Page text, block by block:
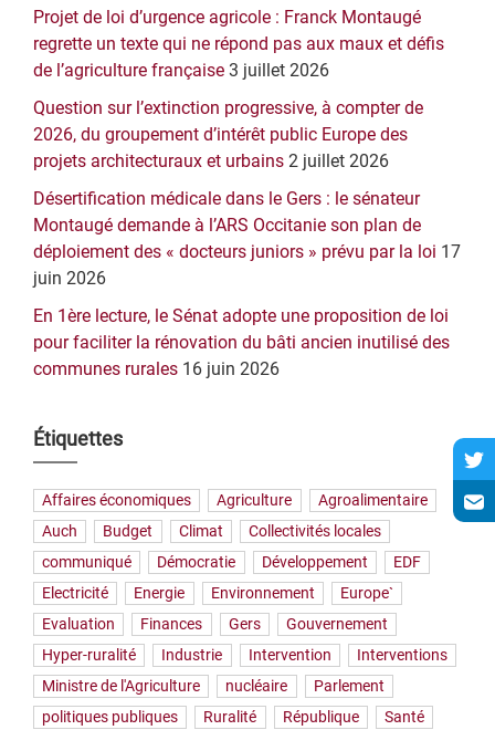
Projet de loi d’urgence agricole : Franck Montaugé
regrette un texte qui ne répond pas aux maux et défis
de l’agriculture française 3 juillet 2026
Question sur l’extinction progressive, à compter de
2026, du groupement d’intérêt public Europe des
projets architecturaux et urbains 2 juillet 2026
Désertification médicale dans le Gers : le sénateur
Montaugé demande à l’ARS Occitanie son plan de
déploiement des « docteurs juniors » prévu par la loi 17
juin 2026
En 1ère lecture, le Sénat adopte une proposition de loi
pour faciliter la rénovation du bâti ancien inutilisé des
communes rurales 16 juin 2026
Étiquettes
Affaires économiques Agriculture
Agroalimentaire
Auch
Budget Climat
Collectivités locales
communiqué
Démocratie Développement
EDF
Electricité
Energie Environnement
Europe`
Evaluation
Finances Gers
Gouvernement
Hyper-ruralité
Industrie Intervention
Interventions
Ministre de l'Agriculture
nucléaire
Parlement
politiques publiques
Ruralité République
Santé